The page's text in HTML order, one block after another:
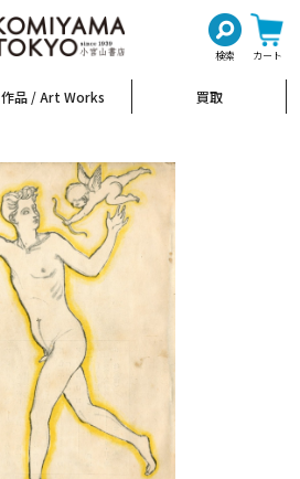
検索 カート
作品 / Art Works 買取